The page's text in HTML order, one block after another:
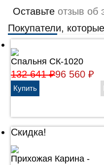
Оставьте отзыв об
Покупатели,
Спальня СК-1020
132 641₽96 560₽
Скидка!
Прихожая Карина -